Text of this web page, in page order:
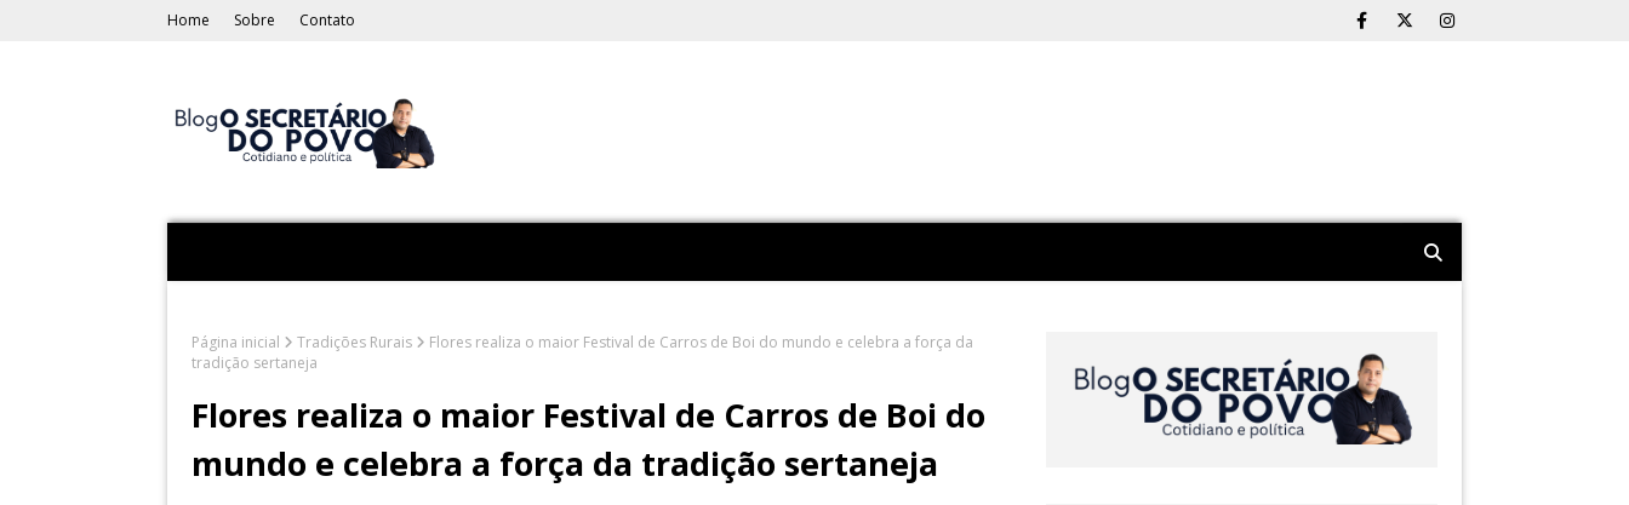
Home Sobre Contato
Página inicial Tradições Rurais
Flores realiza o maior Festival de Carros de Boi do mundo e celebra a força da
tradição sertaneja
Flores realiza o maior Festival de Carros de Boi do
mundo e celebra a força da tradição sertaneja